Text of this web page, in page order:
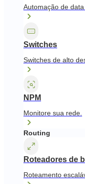
Automação de data
Switches
Switches de alto
NPM
Monitore sua rede.
Routing
Roteadores de
Roteamento